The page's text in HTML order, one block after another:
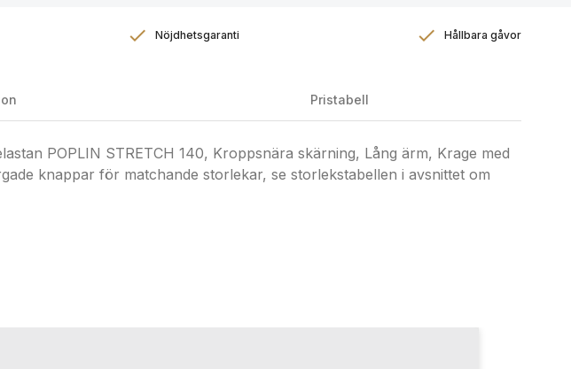
Nöjdhetsgaranti Hållbara gåvor
Pristabell
POPLIN STRETCH 140, Kroppsnära skärning, Lång ärm, Krage med
knappar för matchande storlekar, se storlekstabellen i avsnittet om